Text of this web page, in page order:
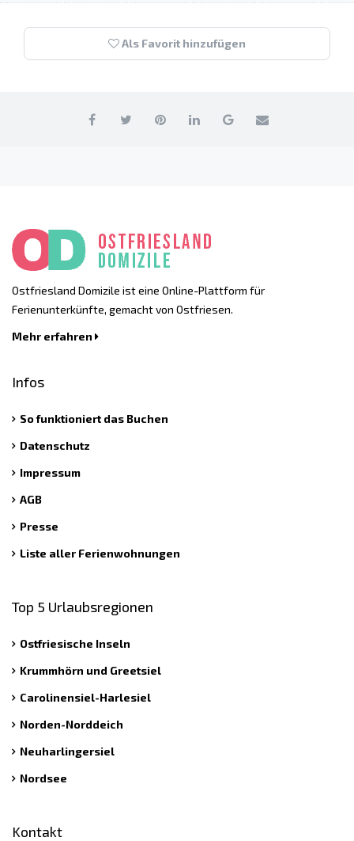
Als Favorit hinzufügen
Ostfriesland Domizile ist eine Online-Plattform für
Ferienunterkünfte, gemacht von Ostfriesen.
Mehr erfahren
Infos
So funktioniert das Buchen
Datenschutz
Impressum
AGB
Presse
Liste aller Ferienwohnungen
Top 5 Urlaubsregionen
Ostfriesische Inseln
Krummhörn und Greetsiel
Carolinensiel-Harlesiel
Norden-Norddeich
Neuharlingersiel
Nordsee
Kontakt